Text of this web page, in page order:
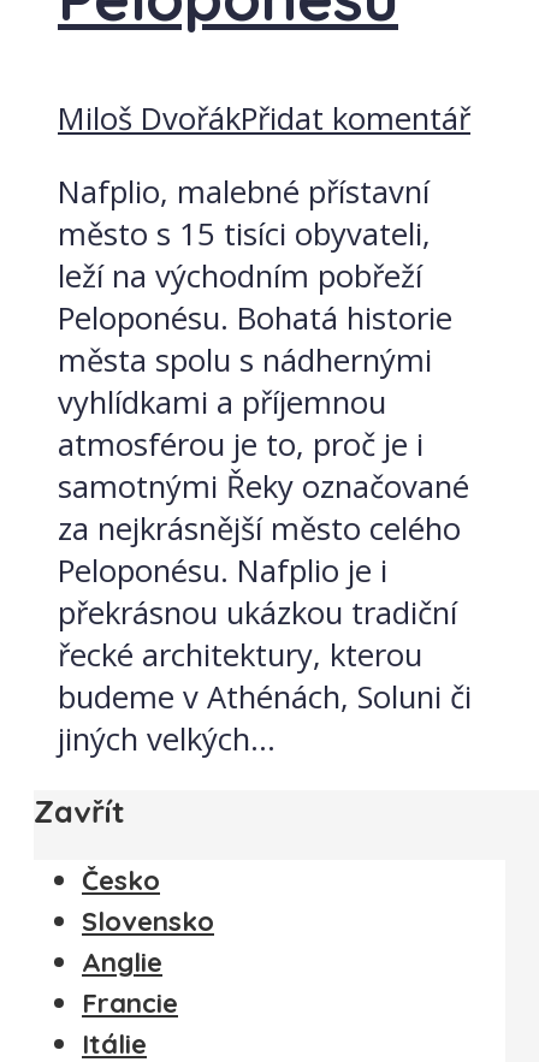
Miloš DvořákPřidat komentář
Nafplio, malebné přístavní
město s 15 tisíci obyvateli,
leží na východním pobřeží
Peloponésu. Bohatá historie
města spolu s nádhernými
vyhlídkami a příjemnou
atmosférou je to, proč je i
samotnými Řeky označované
za nejkrásnější město celého
Peloponésu. Nafplio je i
překrásnou ukázkou tradiční
řecké architektury, kterou
budeme v Athénách, Soluni či
jiných velkých...
Zavřít
Česko
Slovensko
Anglie
Francie
Itálie